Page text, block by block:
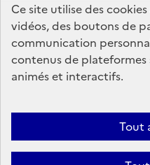
Ce site utilise des
vidéos, des boutons de
communication
contenus de plateformes
animés et interactifs.
Tout
legifrance.gouv.fr
service-public.gouv.fr
Mentions légales
conforme
Politique